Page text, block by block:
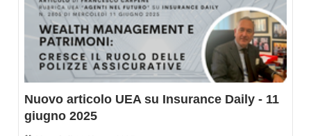
Nuovo articolo UEA su Insurance Daily - 11
giugno 2025